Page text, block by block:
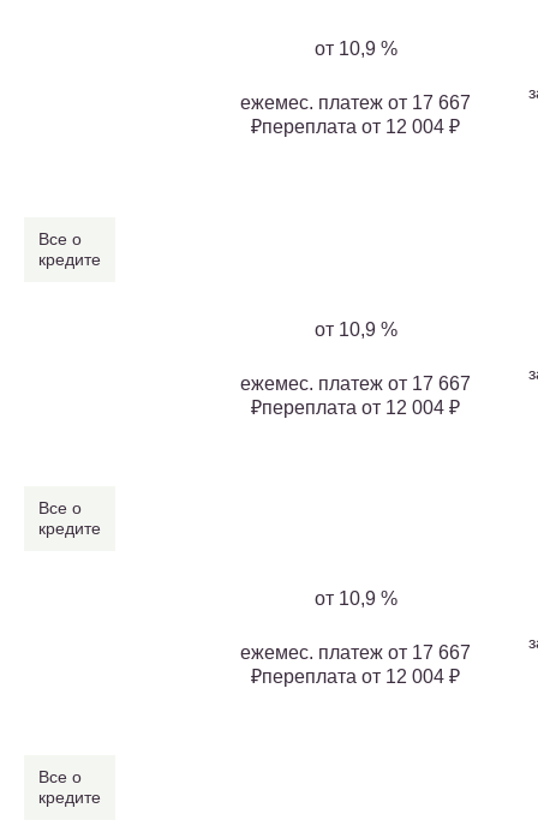
от 10,9 %
ежемес. платеж от 17 667
₽переплата от 12 004 ₽
Все о
кредите
от 10,9 %
ежемес. платеж от 17 667
₽переплата от 12 004 ₽
Все о
кредите
от 10,9 %
ежемес. платеж от 17 667
₽переплата от 12 004 ₽
Все о
кредите